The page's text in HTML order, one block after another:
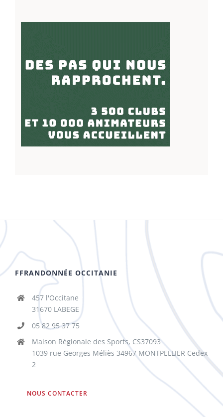
FFRANDONNÉE OCCITANIE
457 l'Occitane
31670 LABEGE
05 82 95 37 75
Maison Régionale des Sports, CS37093
1039 rue Georges Méliès 34967 MONTPELLIER Cedex
2
NOUS CONTACTER